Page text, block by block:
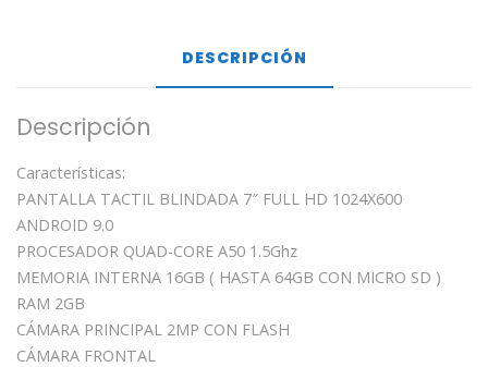
DESCRIPCIÓN
Descripción
Características:
PANTALLA TACTIL BLINDADA 7″ FULL HD 1024X600
ANDROID 9.0
PROCESADOR QUAD-CORE A50 1.5Ghz
MEMORIA INTERNA 16GB ( HASTA 64GB CON MICRO SD )
RAM 2GB
CÁMARA PRINCIPAL 2MP CON FLASH
CÁMARA FRONTAL